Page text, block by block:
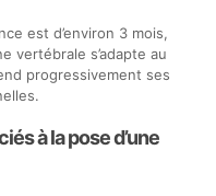
est d’environ 3 mois,
vertébrale s’adapte au
progressivement ses
à la pose d’une